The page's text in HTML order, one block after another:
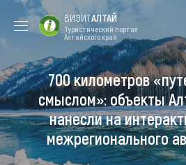
Форум VISIT
ALTAI
Цветение
маральника
Туры
Где побывать
ВИЗИТАЛТАЙ
Туристический портал
Алтайского края
700 километров
смыслом»: объекты
нанесли на
межрегионального